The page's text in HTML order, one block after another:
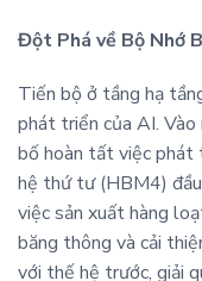
Đột Phá về Bộ Nhớ
Tiến bộ ở tầng hạ
phát triển của AI.
bố hoàn tất việc phát
hệ thứ tư (HBM4)
việc sản xuất hàng
băng thông và cải
với thế hệ trước, giải